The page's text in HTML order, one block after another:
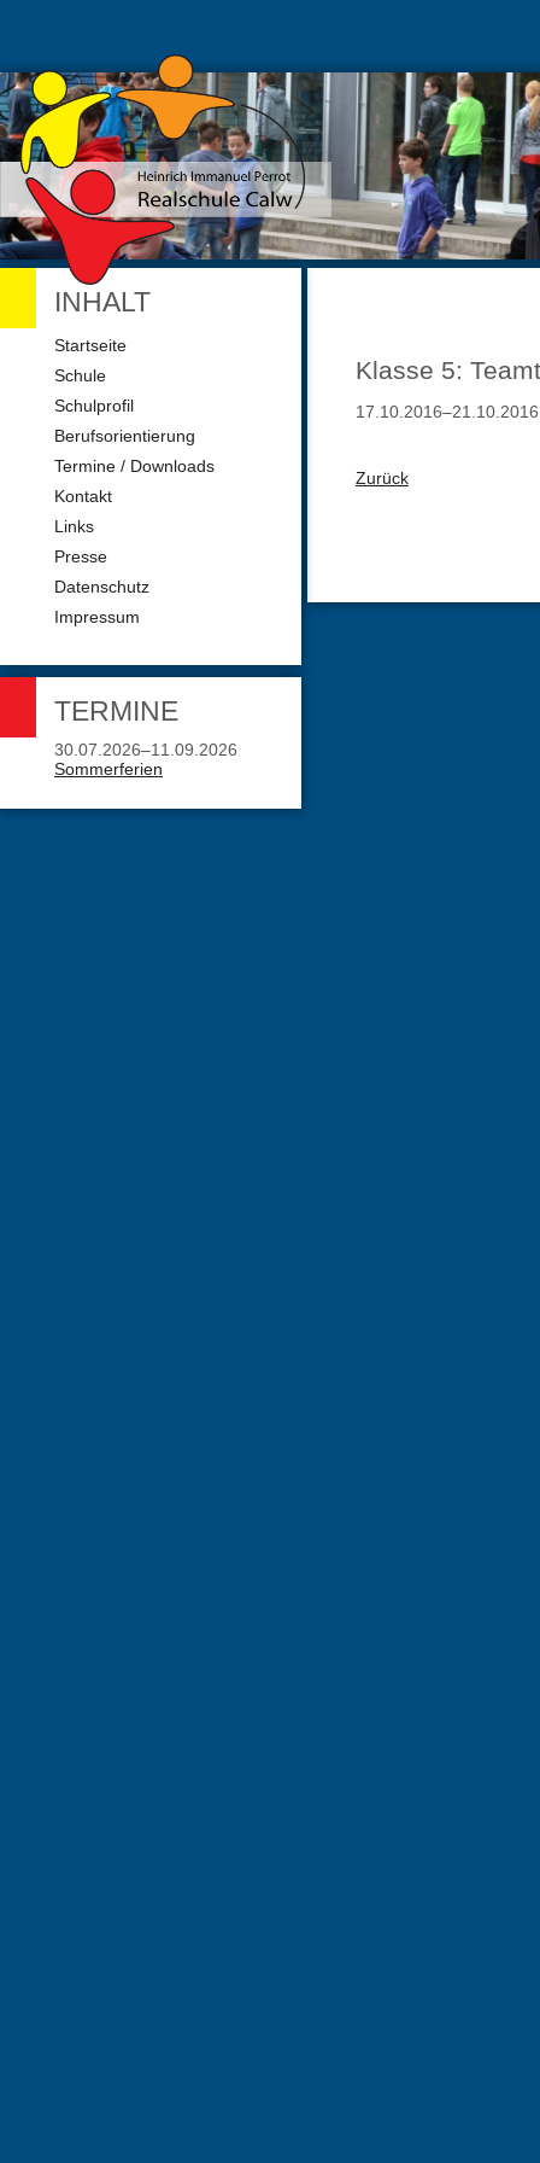
Klasse 5:
17.10.2016–21.10.2016
Zurück
INHALT
Navigation
Startseite
Schule
Schulprofil
Berufsorientierung
Termine / Downloads
Kontakt
Links
Presse
Datenschutz
Impressum
TERMINE
30.07.2026–11.09.2026
Sommerferien